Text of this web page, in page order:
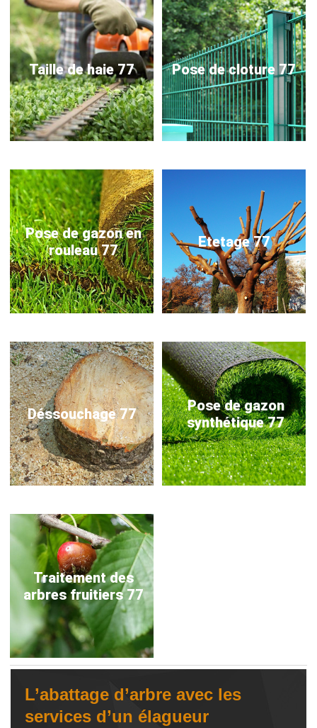
Taille de haie 77 Pose de cloture 77
Pose de gazon en
rouleau 77
Etetage 77
Déssouchage 77
Pose de gazon
synthétique 77
Traitement des
arbres fruitiers 77
L’abattage d’arbre avec les
services d’un élagueur